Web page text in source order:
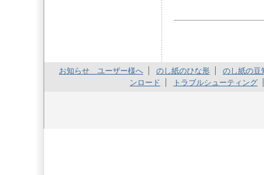
お知らせ ユーザー様へ のし紙のひな形
のし紙の豆
ンロード
トラブルシューティング